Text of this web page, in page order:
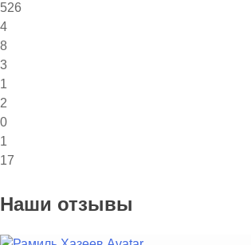
526
4
8
3
1
2
0
1
17
Наши отзывы